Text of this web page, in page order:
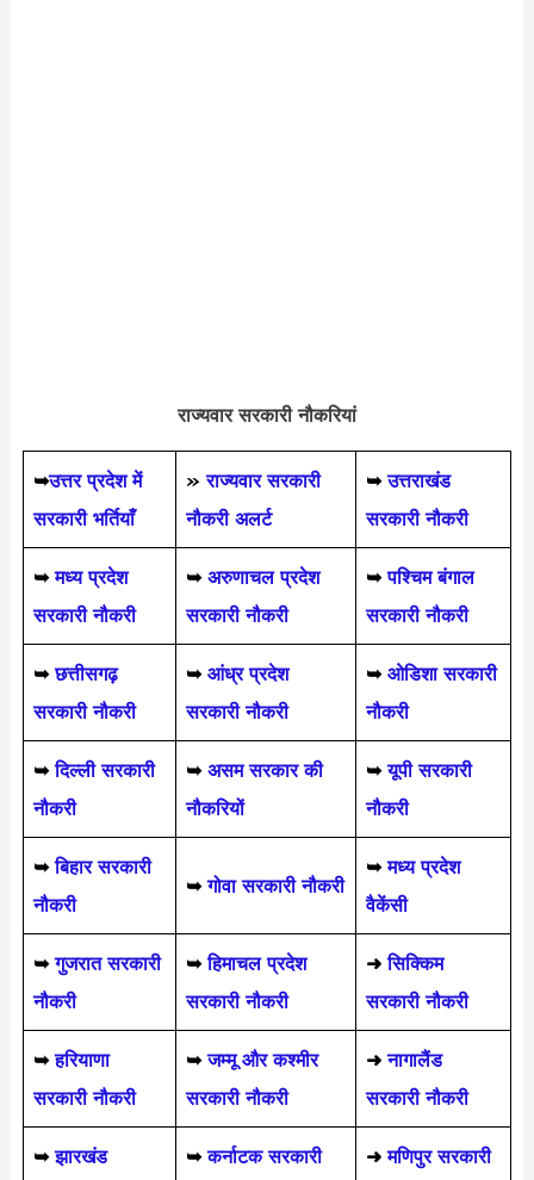
राज्यवार सरकारी नौकरियां
➥उत्तर प्रदेश में
सरकारी भर्तियाँ
»राज्यवार सरकारी
नौकरी अलर्ट
➥ उत्तराखंड
सरकारी नौकरी
➥ मध्य प्रदेश
सरकारी नौकरी
➥ अरुणाचल प्रदेश
सरकारी नौकरी
➥ पश्चिम बंगाल
सरकारी नौकरी
➥ छत्तीसगढ़
सरकारी नौकरी
➥ आंध्र प्रदेश
सरकारी नौकरी
➥ ओडिशा सरकारी
नौकरी
➥ दिल्ली सरकारी
नौकरी
➥ असम सरकार की
नौकरियों
➥ यूपी सरकारी
नौकरी
➥बिहार सरकारी
नौकरी
➥गोवा सरकारी नौकरी
➥ मध्य प्रदेश
वैकेंसी
➥ गुजरात सरकारी
नौकरी
➥हिमाचल प्रदेश
सरकारी नौकरी
➜ सिक्किम
सरकारी नौकरी
➥हरियाणा
सरकारी नौकरी
➥जम्मू और कश्मीर
सरकारी नौकरी
➜ नागालैंड
सरकारी नौकरी
➥ झारखंड
➥ कर्नाटक सरकारी
➜ मणिपुर सरकारी